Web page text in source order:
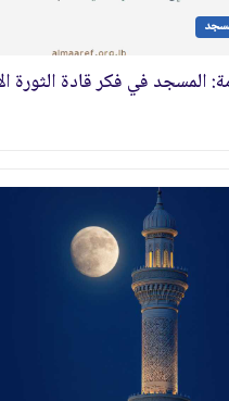
المسجد في فكر قادة الثورة